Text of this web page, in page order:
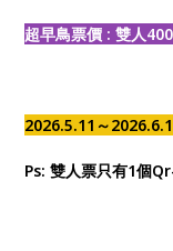
超早鳥票價 : 雙人
2026.5.11～
Ps: 雙人票只有1個